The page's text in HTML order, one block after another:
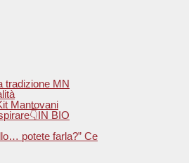
tradizione MN
Mantovani
BIO
potete farla?” Ce